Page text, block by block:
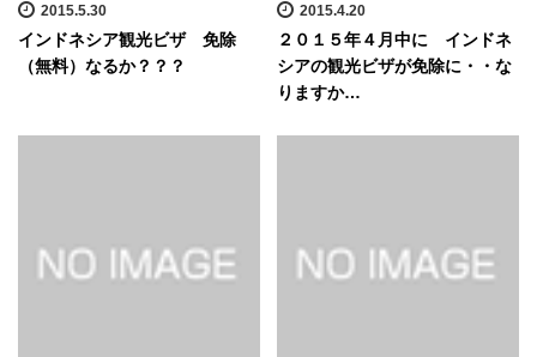
2015.5.30
インドネシア観光ビザ 免除
（無料）なるか？？？
2015.4.20
２０１５年４月中に インドネ
シアの観光ビザが免除に・・な
りますか…